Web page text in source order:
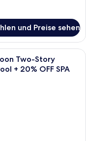
und Preise sehen
mit Pool, eine
Two-Story
+ 20% OFF SPA